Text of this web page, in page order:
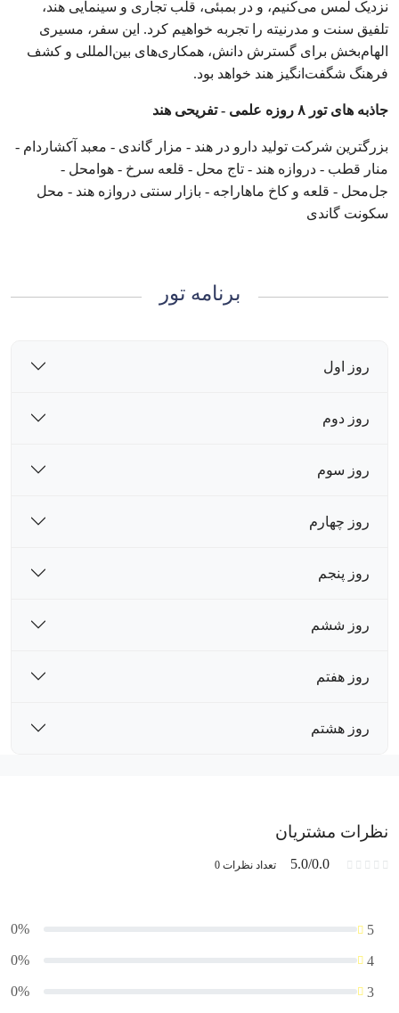
نزدیک لمس می‌کنیم، و در بمبئی، قلب تجاری و سینمایی هند،
تلفیق سنت و مدرنیته را تجربه خواهیم کرد. این سفر، مسیری
الهام‌بخش برای گسترش دانش، همکاری‌های بین‌المللی و کشف
فرهنگ شگفت‌انگیز هند خواهد بود.
جاذبه های تور ۸ روزه علمی - تفریحی هند
بزرگترین شرکت تولید دارو در هند - مزار گاندی - معبد آکشاردام -
منار قطب - دروازه هند - تاج محل - قلعه سرخ - هوامحل -
جل‌محل - قلعه و کاخ ماهاراجه - بازار سنتی دروازه هند - محل
سکونت گاندی
برنامه تور
روز اول
روز دوم
روز سوم
روز چهارم
روز پنجم
روز ششم
روز هفتم
روز هشتم
نظرات مشتریان
5.0/0.0 تعداد نظرات 0
5
0%
4
0%
3
0%